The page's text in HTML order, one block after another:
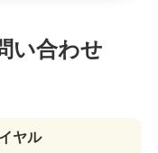
い合わせ
ヤル